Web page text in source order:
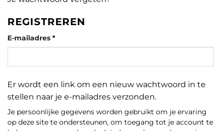
REGISTREREN
E-mailadres *Vereist
Er wordt een link om een nieuw wachtwoord in te
stellen naar je e-mailadres verzonden.
Je persoonlijke gegevens worden gebruikt om je ervaring
op deze site te ondersteunen, om toegang tot je account te